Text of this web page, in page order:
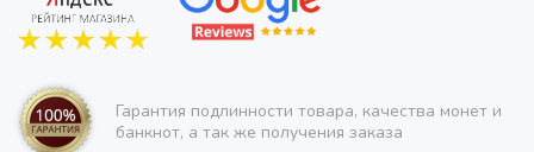
Гарантия подлинности товара, качества монет и
банкнот, а так же получения заказа